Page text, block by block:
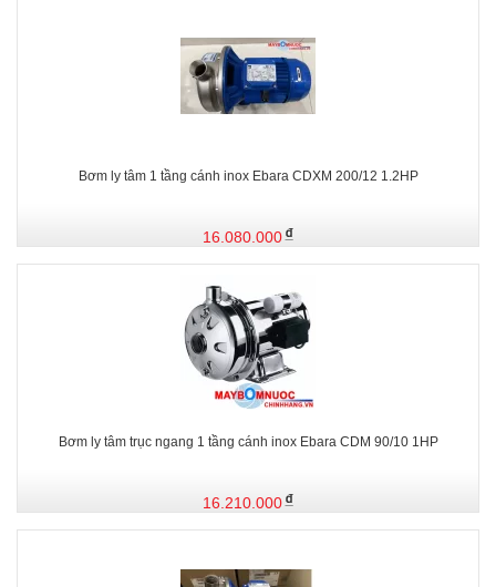
Bơm ly tâm 1 tầng cánh inox Ebara CDXM 200/12 1.2HP
16.080.000
Bơm ly tâm trục ngang 1 tầng cánh inox Ebara CDM 90/10 1HP
16.210.000